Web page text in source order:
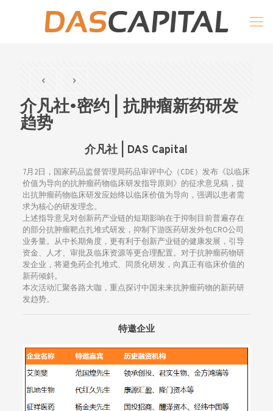
介凡社•密约 | 抗肿瘤新药研发
趋势
介凡社 | DAS Capital
7月2日，国家药品监督管理局药品审评中心（CDE）发布《以临床
价值为导向的抗肿瘤药物临床研发指导原则》的征求意见稿，提
出抗肿瘤药物临床研发应始终以临床价值为导向，强调以患者需
求为核心的研发理念。
上述指导意见对创新药产业链的短期影响在于抑制目前普遍存在
的部分抗肿瘤靶点扎堆式研发，抑制下游医药研发外包CRO公司
业务量。从中长期角度，更有利于创新产业链的健康发展，引导
资金、人才、审批及临床资源等更合理配置。对于抗肿瘤药物研
发企业，将避免药企扎堆式、同质化研发，向真正有临床价值的
新药倾斜。
本次活动汇聚各路大咖，重点探讨中国未来抗肿瘤药物的新药研
发趋势。
特邀企业